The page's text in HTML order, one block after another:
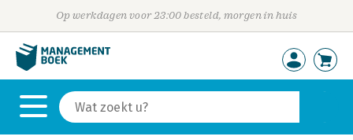
Op werkdagen voor 23:00 besteld, morgen in huis